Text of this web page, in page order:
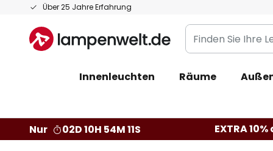
Über 25 Jahre Erfahrung
Zum
springen
Finden
Sie
Leuchte...
Innenleuchten Räume
Nur
02D 10H 54M 10S EXTRA